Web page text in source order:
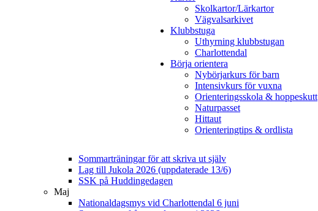
Skolkartor/Lärkartor
Vägvalsarkivet
Klubbstuga
Uthyrning klubbstugan
Charlottendal
Börja orientera
Nybörjarkurs för barn
Intensivkurs för vuxna
Orienteringsskola & hoppeskutt
Naturpasset
Hittaut
Orienteringtips & ordlista
Sommarträningar för att skriva ut själv
Lag till Jukola 2026 (uppdaterade 13/6)
SSK på Huddingedagen
Maj
Nationaldagsmys vid Charlottendal 6 juni